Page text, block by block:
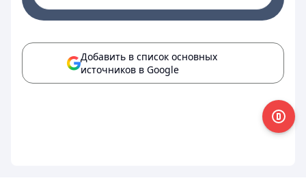
Добавить в список основных
источников в Google